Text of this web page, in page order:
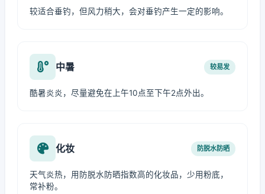
较适合垂钓，但风力稍大，会对垂钓产生一定的影响。
中暑 较易发
酷暑炎炎，尽量避免在上午10点至下午2点外出。
化妆 防脱水防晒
天气炎热，用防脱水防晒指数高的化妆品，少用粉底，
常补粉。